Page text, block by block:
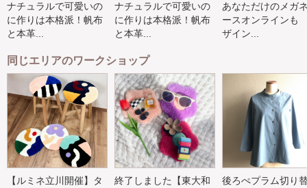
ナチュラルで可愛いの
に作りは本格派！帆布
と本革...
ナチュラルで可愛いの
に作りは本格派！帆布
と本革...
あなただけのメガ
ースオンラインも
ザイン...
同じエリアのワークショップ
【ルミネ立川開催】タ
終了しました【東大和
後ろぺプラム切り